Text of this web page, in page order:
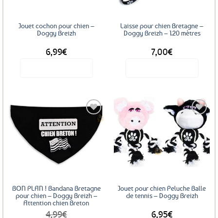
Jouet cochon pour chien –
Doggy Breizh
6,99€
Laisse pour chien Bretagne –
Doggy Breizh – 1.20 mètres
7,00€
BON PLAN ! Bandana Bretagne
pour chien – Doggy Breizh –
Attention chien Breton
4,99€
Ajouter
aux
favoris
Jouet pour chien Peluche Balle
de tennis – Doggy Breizh
6,95€